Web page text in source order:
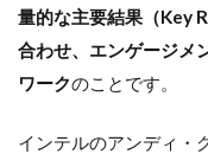
量的な主要結果（Key
合わせ、エンゲージメ
ワークのことです。
インテルのアンディ・